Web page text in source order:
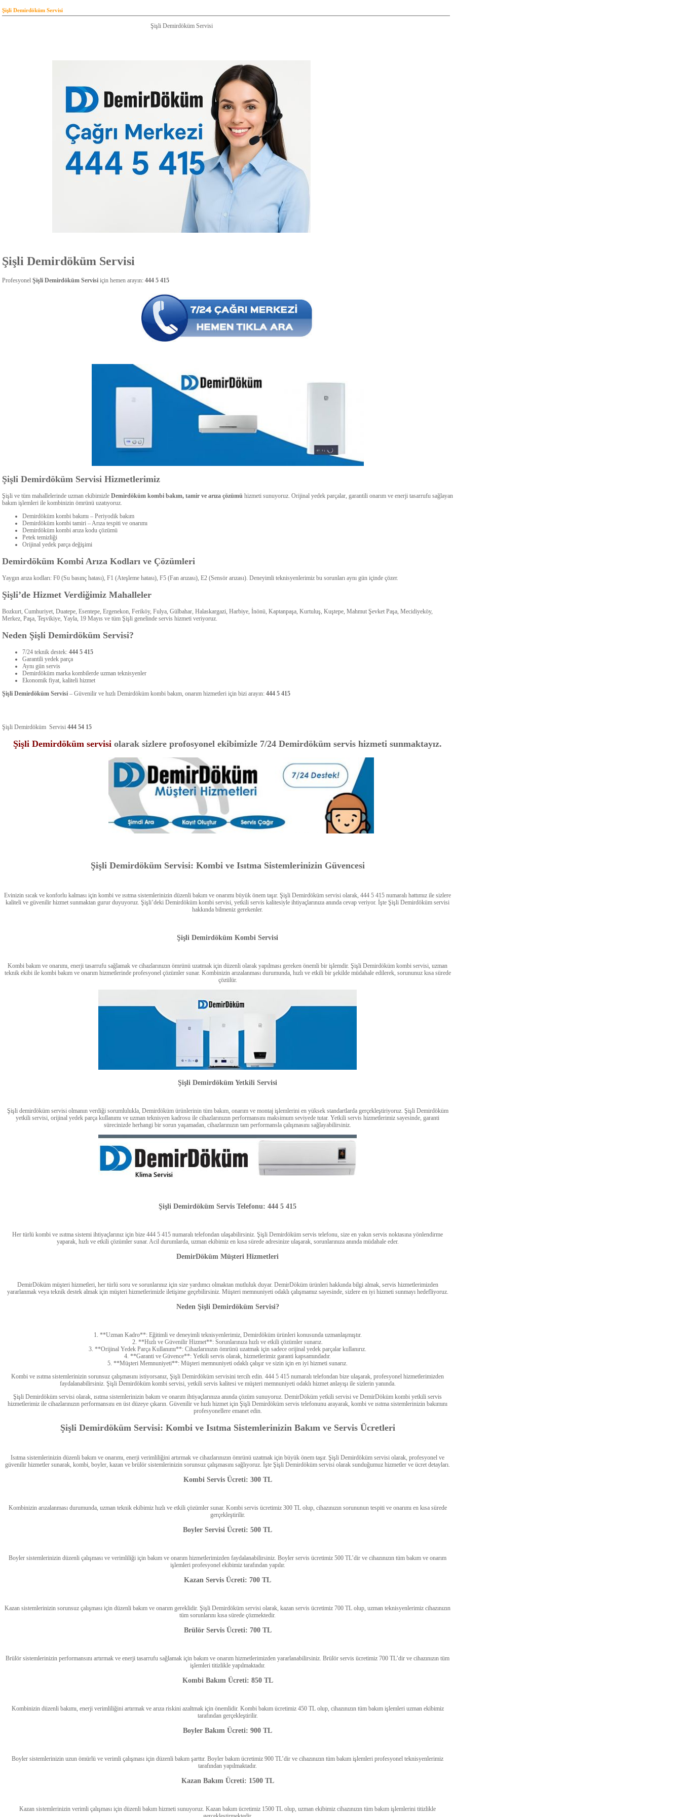
Şişli Demirdöküm Servisi
Şişli Demirdöküm Servisi
Şişli Demirdöküm Servisi
Profesyonel Şişli Demirdöküm Servisi için hemen arayın: 444 5 415
Şişli Demirdöküm Servisi Hizmetlerimiz
Şişli ve tüm mahallelerinde uzman ekibimizle Demirdöküm kombi bakım, tamir ve arıza çözümü hizmeti sunuyoruz. Orijinal yedek parçalar, garantili onarım ve enerji tasarrufu sağlayan
bakım işlemleri ile kombinizin ömrünü uzatıyoruz.
Demirdöküm kombi bakımı – Periyodik bakım
Demirdöküm kombi tamiri – Arıza tespiti ve onarımı
Demirdöküm kombi arıza kodu çözümü
Petek temizliği
Orijinal yedek parça değişimi
Demirdöküm Kombi Arıza Kodları ve Çözümleri
Yaygın arıza kodları: F0 (Su basınç hatası), F1 (Ateşleme hatası), F5 (Fan arızası), E2 (Sensör arızası). Deneyimli teknisyenlerimiz bu sorunları aynı gün içinde çözer.
Şişli’de Hizmet Verdiğimiz Mahalleler
Bozkurt, Cumhuriyet, Duatepe, Esentepe, Ergenekon, Feriköy, Fulya, Gülbahar, Halaskargazi, Harbiye, İnönü, Kaptanpaşa, Kurtuluş, Kuştepe, Mahmut Şevket Paşa, Mecidiyeköy,
Merkez, Paşa, Teşvikiye, Yayla, 19 Mayıs ve tüm Şişli genelinde servis hizmeti veriyoruz.
Neden Şişli Demirdöküm Servisi?
7/24 teknik destek: 444 5 415
Garantili yedek parça
Aynı gün servis
Demirdöküm marka kombilerde uzman teknisyenler
Ekonomik fiyat, kaliteli hizmet
Şişli Demirdöküm Servisi – Güvenilir ve hızlı Demirdöküm kombi bakım, onarım hizmetleri için bizi arayın: 444 5 415
Şişli Demirdöküm Servisi 444 54 15
Şişli Demirdöküm servisi olarak sizlere profosyonel ekibimizle 7/24 Demirdöküm servis hizmeti sunmaktayız.
Şişli Demirdöküm Servisi: Kombi ve Isıtma Sistemlerinizin Güvencesi
Evinizin sıcak ve konforlu kalması için kombi ve ısıtma sistemlerinizin düzenli bakım ve onarımı büyük önem taşır. Şişli Demirdöküm servisi olarak, 444 5 415 numaralı hattımız ile sizlere
kaliteli ve güvenilir hizmet sunmaktan gurur duyuyoruz. Şişli’deki Demirdöküm kombi servisi, yetkili servis kalitesiyle ihtiyaçlarınıza anında cevap veriyor. İşte Şişli Demirdöküm servisi
hakkında bilmeniz gerekenler.
Şişli Demirdöküm Kombi Servisi
Kombi bakım ve onarımı, enerji tasarrufu sağlamak ve cihazlarınızın ömrünü uzatmak için düzenli olarak yapılması gereken önemli bir işlemdir. Şişli Demirdöküm kombi servisi, uzman
teknik ekibi ile kombi bakım ve onarım hizmetlerinde profesyonel çözümler sunar. Kombinizin arızalanması durumunda, hızlı ve etkili bir şekilde müdahale edilerek, sorununuz kısa sürede
çözülür.
Şişli Demirdöküm Yetkili Servisi
Şişli demirdöküm servisi olmanın verdiği sorumlulukla, Demirdöküm ürünlerinin tüm bakım, onarım ve montaj işlemlerini en yüksek standartlarda gerçekleştiriyoruz. Şişli Demirdöküm
yetkili servisi, orijinal yedek parça kullanımı ve uzman teknisyen kadrosu ile cihazlarınızın performansını maksimum seviyede tutar. Yetkili servis hizmetlerimiz sayesinde, garanti
sürecinizde herhangi bir sorun yaşamadan, cihazlarınızın tam performansla çalışmasını sağlayabilirsiniz.
Şişli Demirdöküm Servis Telefonu: 444 5 415
Her türlü kombi ve ısıtma sistemi ihtiyaçlarınız için bize 444 5 415 numaralı telefondan ulaşabilirsiniz. Şişli Demirdöküm servis telefonu, size en yakın servis noktasına yönlendirme
yaparak, hızlı ve etkili çözümler sunar. Acil durumlarda, uzman ekibimiz en kısa sürede adresinize ulaşarak, sorunlarınıza anında müdahale eder.
DemirDöküm Müşteri Hizmetleri
DemirDöküm müşteri hizmetleri, her türlü soru ve sorunlarınız için size yardımcı olmaktan mutluluk duyar. DemirDöküm ürünleri hakkında bilgi almak, servis hizmetlerimizden
yararlanmak veya teknik destek almak için müşteri hizmetlerimizle iletişime geçebilirsiniz. Müşteri memnuniyeti odaklı çalışmamız sayesinde, sizlere en iyi hizmeti sunmayı hedefliyoruz.
Neden Şişli Demirdöküm Servisi?
1. **Uzman Kadro**: Eğitimli ve deneyimli teknisyenlerimiz, Demirdöküm ürünleri konusunda uzmanlaşmıştır.
2. **Hızlı ve Güvenilir Hizmet**: Sorunlarınıza hızlı ve etkili çözümler sunarız.
3. **Orijinal Yedek Parça Kullanımı**: Cihazlarınızın ömrünü uzatmak için sadece orijinal yedek parçalar kullanırız.
4. **Garanti ve Güvence**: Yetkili servis olarak, hizmetlerimiz garanti kapsamındadır.
5. **Müşteri Memnuniyeti**: Müşteri memnuniyeti odaklı çalışır ve sizin için en iyi hizmeti sunarız.
Kombi ve ısıtma sistemlerinizin sorunsuz çalışmasını istiyorsanız, Şişli Demirdöküm servisini tercih edin. 444 5 415 numaralı telefondan bize ulaşarak, profesyonel hizmetlerimizden
faydalanabilirsiniz. Şişli Demirdöküm kombi servisi, yetkili servis kalitesi ve müşteri memnuniyeti odaklı hizmet anlayışı ile sizlerin yanında.
Şişli Demirdöküm servisi olarak, ısıtma sistemlerinizin bakım ve onarım ihtiyaçlarınıza anında çözüm sunuyoruz. DemirDöküm yetkili servisi ve DemirDöküm kombi yetkili servis
hizmetlerimiz ile cihazlarınızın performansını en üst düzeye çıkarın. Güvenilir ve hızlı hizmet için Şişli Demirdöküm servis telefonunu arayarak, kombi ve ısıtma sistemlerinizin bakımını
profesyonellere emanet edin.
Şişli Demirdöküm Servisi: Kombi ve Isıtma Sistemlerinizin Bakım ve Servis Ücretleri
Isıtma sistemlerinizin düzenli bakım ve onarımı, enerji verimliliğini artırmak ve cihazlarınızın ömrünü uzatmak için büyük önem taşır. Şişli Demirdöküm servisi olarak, profesyonel ve
güvenilir hizmetler sunarak, kombi, boyler, kazan ve brülör sistemlerinizin sorunsuz çalışmasını sağlıyoruz. İşte Şişli Demirdöküm servisi olarak sunduğumuz hizmetler ve ücret detayları.
Kombi Servis Ücreti: 300 TL
Kombinizin arızalanması durumunda, uzman teknik ekibimiz hızlı ve etkili çözümler sunar. Kombi servis ücretimiz 300 TL olup, cihazınızın sorununun tespiti ve onarımı en kısa sürede
gerçekleştirilir.
Boyler Servisi Ücreti: 500 TL
Boyler sistemlerinizin düzenli çalışması ve verimliliği için bakım ve onarım hizmetlerimizden faydalanabilirsiniz. Boyler servis ücretimiz 500 TL’dir ve cihazınızın tüm bakım ve onarım
işlemleri profesyonel ekibimiz tarafından yapılır.
Kazan Servis Ücreti: 700 TL
Kazan sistemlerinizin sorunsuz çalışması için düzenli bakım ve onarım gereklidir. Şişli Demirdöküm servisi olarak, kazan servis ücretimiz 700 TL olup, uzman teknisyenlerimiz cihazınızın
tüm sorunlarını kısa sürede çözmektedir.
Brülör Servis Ücreti: 700 TL
Brülör sistemlerinizin performansını artırmak ve enerji tasarrufu sağlamak için bakım ve onarım hizmetlerimizden yararlanabilirsiniz. Brülör servis ücretimiz 700 TL’dir ve cihazınızın tüm
işlemleri titizlikle yapılmaktadır.
Kombi Bakım Ücreti: 850 TL
Kombinizin düzenli bakımı, enerji verimliliğini artırmak ve arıza riskini azaltmak için önemlidir. Kombi bakım ücretimiz 450 TL olup, cihazınızın tüm bakım işlemleri uzman ekibimiz
tarafından gerçekleştirilir.
Boyler Bakım Ücreti: 900 TL
Boyler sistemlerinizin uzun ömürlü ve verimli çalışması için düzenli bakım şarttır. Boyler bakım ücretimiz 900 TL’dir ve cihazınızın tüm bakım işlemleri profesyonel teknisyenlerimiz
tarafından yapılmaktadır.
Kazan Bakım Ücreti: 1500 TL
Kazan sistemlerinizin verimli çalışması için düzenli bakım hizmeti sunuyoruz. Kazan bakım ücretimiz 1500 TL olup, uzman ekibimiz cihazınızın tüm bakım işlemlerini titizlikle